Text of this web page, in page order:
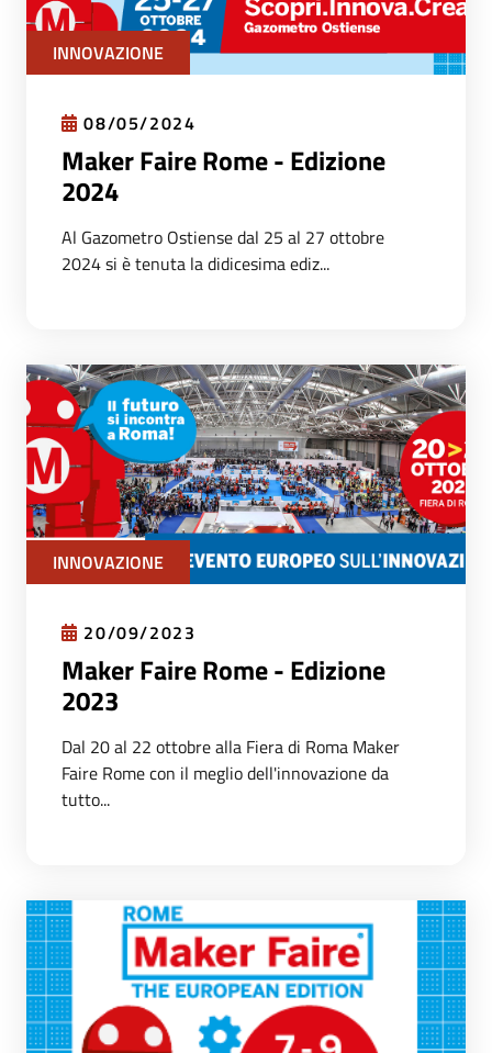
INNOVAZIONE
08/05/2024
Maker Faire Rome - Edizione
2024
Al Gazometro Ostiense dal 25 al 27 ottobre
2024 si è tenuta la didicesima ediz...
INNOVAZIONE
20/09/2023
Maker Faire Rome - Edizione
2023
Dal 20 al 22 ottobre alla Fiera di Roma Maker
Faire Rome con il meglio dell'innovazione da
tutto...